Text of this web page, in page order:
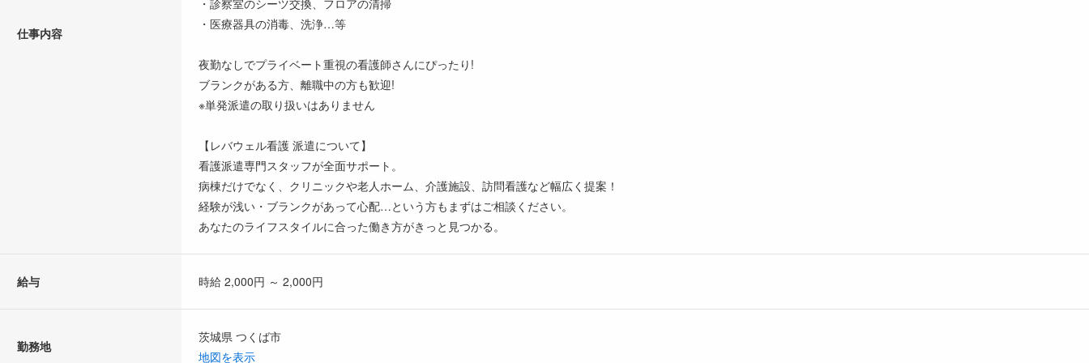
仕事内容
・医療器具の消毒、洗浄…等
夜勤なしでプライベート重視の看護師さんにぴったり!
ブランクがある方、離職中の方も歓迎!
※単発派遣の取り扱いはありません
【レバウェル看護 派遣について】
看護派遣専門スタッフが全面サポート。
病棟だけでなく、クリニックや老人ホーム、介護施設、訪問看護など幅広く提案！
経験が浅い・ブランクがあって心配…という方もまずはご相談ください。
あなたのライフスタイルに合った働き方がきっと見つかる。
給与 時給 2,000円 ～ 2,000円
勤務地
茨城県 つくば市
地図を表示